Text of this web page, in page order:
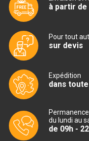
CHAUFFE FRITES
CHAUFFE
CHAUFFE
à partir de
Pour tout
sur devis
Expédition
dans
du lundi au
de 09h -